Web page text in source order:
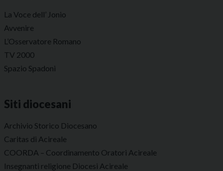
La Voce dell’ Jonio
Avvenire
L’Osservatore Romano
TV 2000
Spazio Spadoni
Siti diocesani
Archivio Storico Diocesano
Caritas di Acireale
COORDA – Coordinamento Oratori Acireale
Insegnanti religione Diocesi Acireale